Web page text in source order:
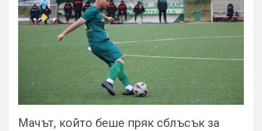
Мачът, който беше пряк сблъсък за